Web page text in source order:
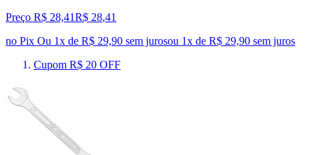
Preço R$ 28,41R$ 28,41
no Pix Ou 1x de R$ 29,90 sem jurosou 1x de R$ 29,90 sem juros
Cupom R$ 20 OFF